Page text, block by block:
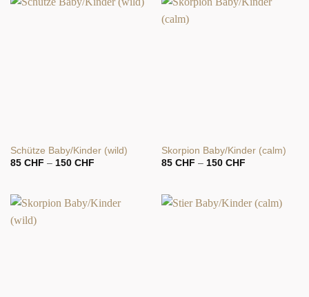
Schütze Baby/Kinder (wild)
85 CHF – 150 CHFPreisspanne:
Skorpion Baby/Kinder (calm)
85 CHF – 150 CHFPreisspanne: